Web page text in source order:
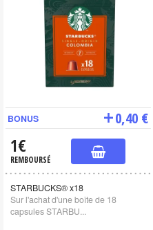
BONUS 0,40 €
1€
REMBOURSÉ
STARBUCKS® x18
Sur l'achat d'une boîte de 18
capsules STARBU...